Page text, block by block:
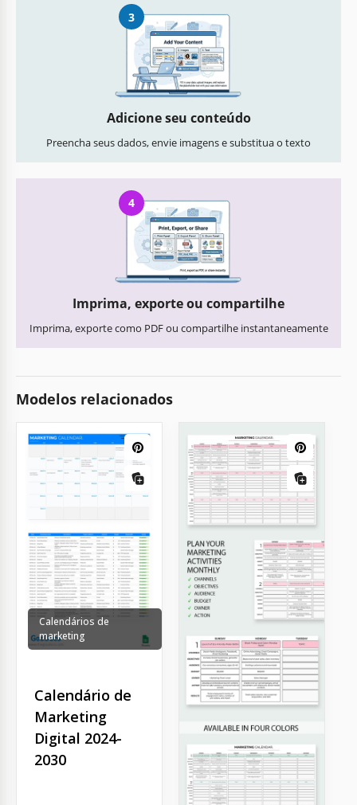
3
Adicione seu conteúdo
Preencha seus dados, envie imagens e substitua o texto
4
Imprima, exporte ou compartilhe
Imprima, exporte como PDF ou compartilhe instantaneamente
Modelos relacionados
Calendários de
marketing
Calendário de
Marketing
Digital 2024-
2030